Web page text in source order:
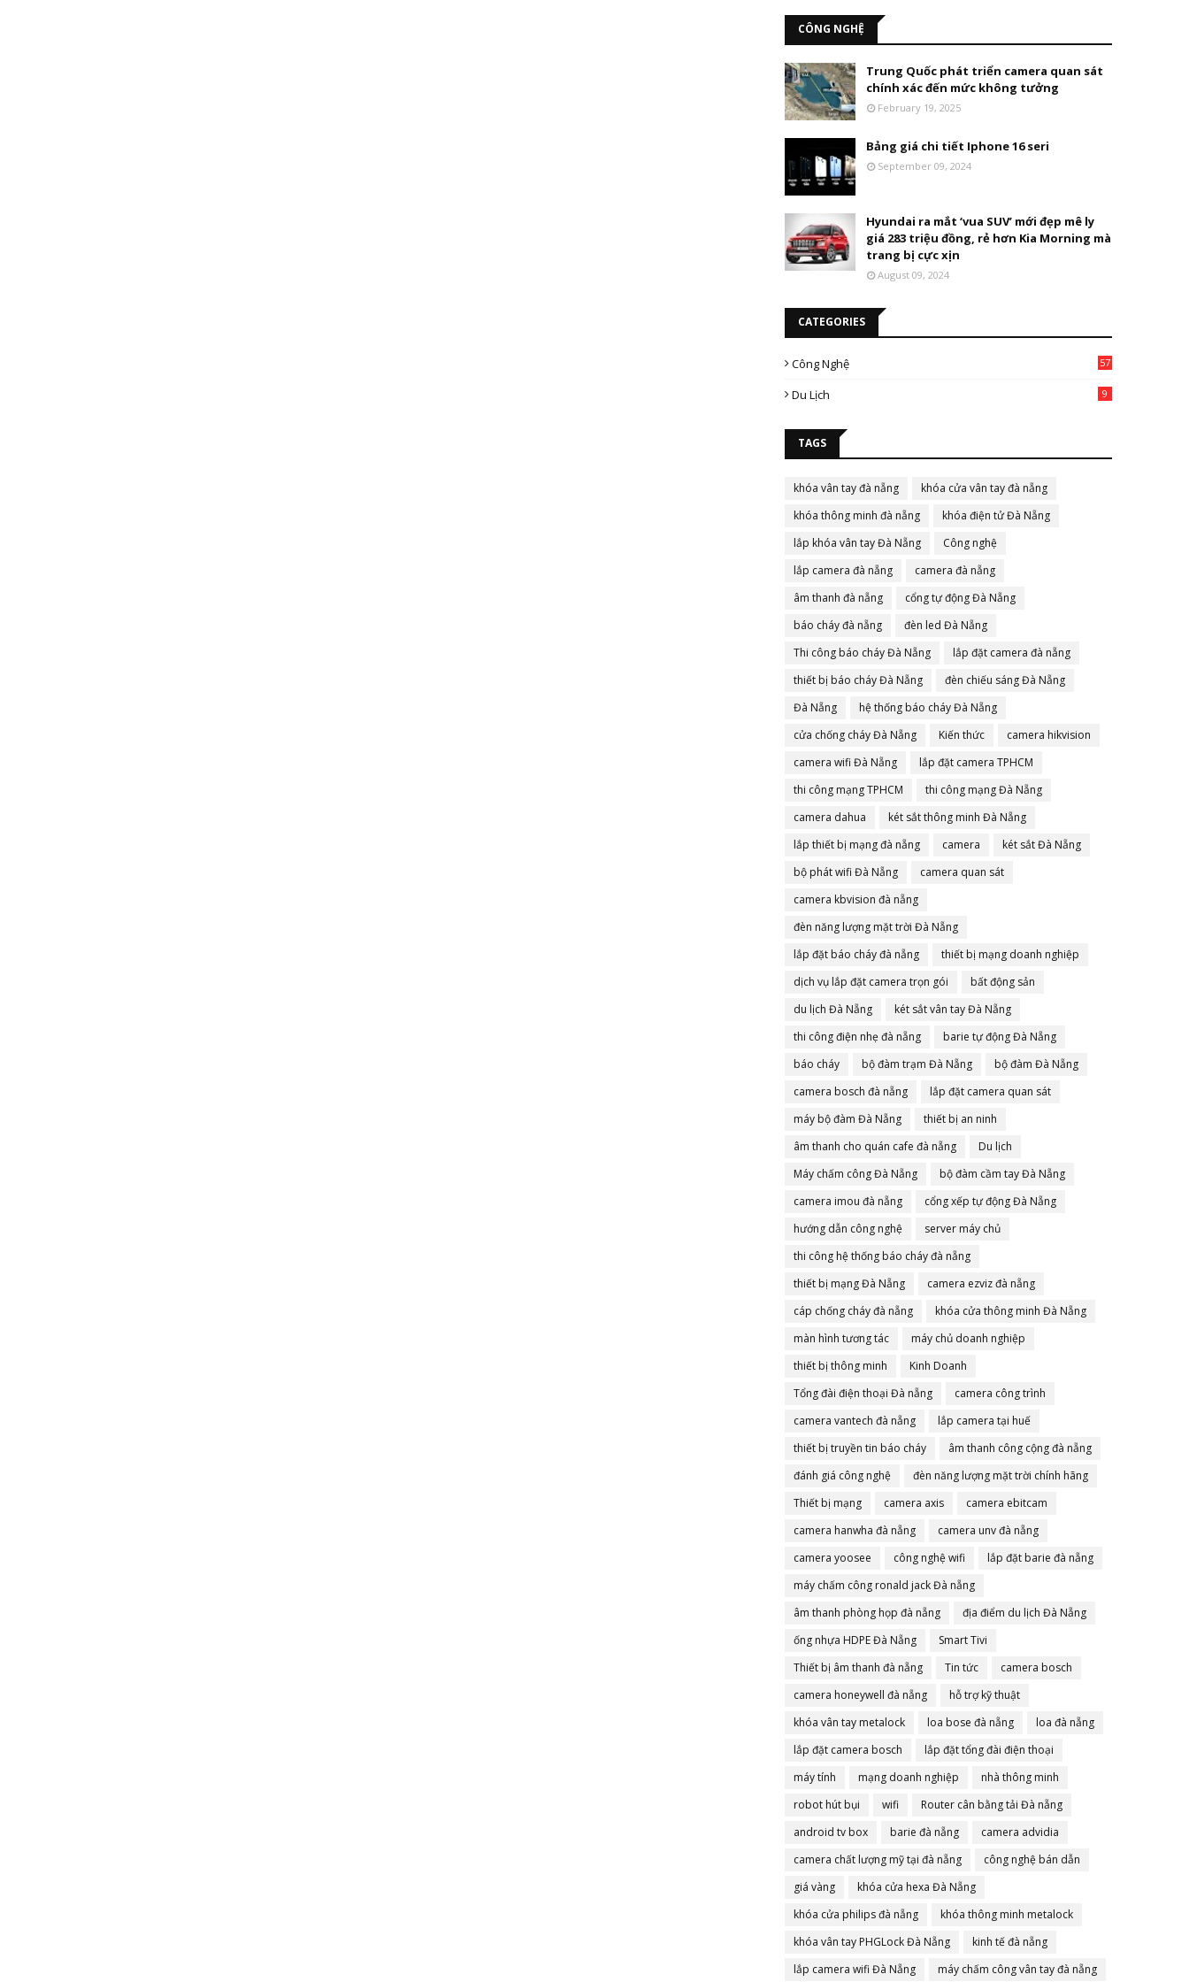
CÔNG NGHỆ
Trung Quốc phát triển camera quan sát
chính xác đến mức không tưởng
February 19, 2025
Bảng giá chi tiết Iphone 16 seri
September 09, 2024
Hyundai ra mắt ‘vua SUV’ mới đẹp mê ly
giá 283 triệu đồng, rẻ hơn Kia Morning mà
trang bị cực xịn
August 09, 2024
CATEGORIES
Công Nghệ 57
Du Lịch 9
TAGS
khóa vân tay đà nẵng
khóa cửa vân tay đà nẵng
khóa thông minh đà nẵng
khóa điện tử Đà Nẵng
lắp khóa vân tay Đà Nẵng
Công nghệ
lắp camera đà nẵng
camera đà nẵng
âm thanh đà nẵng
cổng tự động Đà Nẵng
báo cháy đà nẵng
đèn led Đà Nẵng
Thi công báo cháy Đà Nẵng
lắp đặt camera đà nẵng
thiết bị báo cháy Đà Nẵng
đèn chiếu sáng Đà Nẵng
Đà Nẵng
hệ thống báo cháy Đà Nẵng
cửa chống cháy Đà Nẵng
Kiến thức
camera hikvision
camera wifi Đà Nẵng
lắp đặt camera TPHCM
thi công mạng TPHCM
thi công mạng Đà Nẵng
camera dahua
két sắt thông minh Đà Nẵng
lắp thiết bị mạng đà nẵng
camera
két sắt Đà Nẵng
bộ phát wifi Đà Nẵng
camera quan sát
camera kbvision đà nẵng
đèn năng lượng mặt trời Đà Nẵng
lắp đặt báo cháy đà nẵng
thiết bị mạng doanh nghiệp
dịch vụ lắp đặt camera trọn gói
bất động sản
du lịch Đà Nẵng
két sắt vân tay Đà Nẵng
thi công điện nhẹ đà nẵng
barie tự động Đà Nẵng
báo cháy
bộ đàm trạm Đà Nẵng
bộ đàm Đà Nẵng
camera bosch đà nẵng
lắp đặt camera quan sát
máy bộ đàm Đà Nẵng
thiết bị an ninh
âm thanh cho quán cafe đà nẵng
Du lịch
Máy chấm công Đà Nẵng
bộ đàm cầm tay Đà Nẵng
camera imou đà nẵng
cổng xếp tự động Đà Nẵng
hướng dẫn công nghệ
server máy chủ
thi công hệ thống báo cháy đà nẵng
thiết bị mạng Đà Nẵng
camera ezviz đà nẵng
cáp chống cháy đà nẵng
khóa cửa thông minh Đà Nẵng
màn hình tương tác
máy chủ doanh nghiệp
thiết bị thông minh
Kinh Doanh
Tổng đài điện thoại Đà nẵng
camera công trình
camera vantech đà nẵng
lắp camera tại huế
thiết bị truyền tin báo cháy
âm thanh công cộng đà nẵng
đánh giá công nghệ
đèn năng lượng mặt trời chính hãng
Thiết bị mạng
camera axis
camera ebitcam
camera hanwha đà nẵng
camera unv đà nẵng
camera yoosee
công nghệ wifi
lắp đặt barie đà nẵng
máy chấm công ronald jack Đà nẵng
âm thanh phòng họp đà nẵng
địa điểm du lịch Đà Nẵng
ống nhựa HDPE Đà Nẵng
Smart Tivi
Thiết bị âm thanh đà nẵng
Tin tức
camera bosch
camera honeywell đà nẵng
hỗ trợ kỹ thuật
khóa vân tay metalock
loa bose đà nẵng
loa đà nẵng
lắp đặt camera bosch
lắp đặt tổng đài điện thoại
máy tính
mạng doanh nghiệp
nhà thông minh
robot hút bụi
wifi
Router cân bằng tải Đà nẵng
android tv box
barie đà nẵng
camera advidia
camera chất lượng mỹ tại đà nẵng
công nghệ bán dẫn
giá vàng
khóa cửa hexa Đà Nẵng
khóa cửa philips đà nẵng
khóa thông minh metalock
khóa vân tay PHGLock Đà Nẵng
kinh tế đà nẵng
lắp camera wifi Đà Nẵng
máy chấm công vân tay đà nẵng